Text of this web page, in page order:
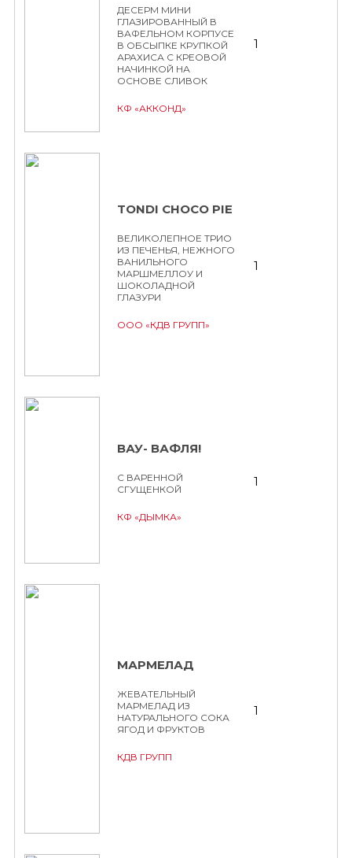
ДЕСЕРМ МИНИ
ГЛАЗИРОВАННЫЙ В
ВАФЕЛЬНОМ КОРПУСЕ
В ОБСЫПКЕ КРУПКОЙ
АРАХИСА С КРЕОВОЙ
НАЧИНКОЙ НА
ОСНОВЕ СЛИВОК
КФ «АККОНД»
1
TONDI CHOCO PIE
ВЕЛИКОЛЕПНОЕ ТРИО
ИЗ ПЕЧЕНЬЯ, НЕЖНОГО
ВАНИЛЬНОГО
МАРШМЕЛЛОУ И
ШОКОЛАДНОЙ
ГЛАЗУРИ
ООО «КДВ ГРУПП»
1
ВАУ- ВАФЛЯ!
С ВАРЕННОЙ
СГУЩЕНКОЙ
КФ «ДЫМКА»
1
МАРМЕЛАД
ЖЕВАТЕЛЬНЫЙ
МАРМЕЛАД ИЗ
НАТУРАЛЬНОГО СОКА
ЯГОД И ФРУКТОВ
КДВ ГРУПП
1